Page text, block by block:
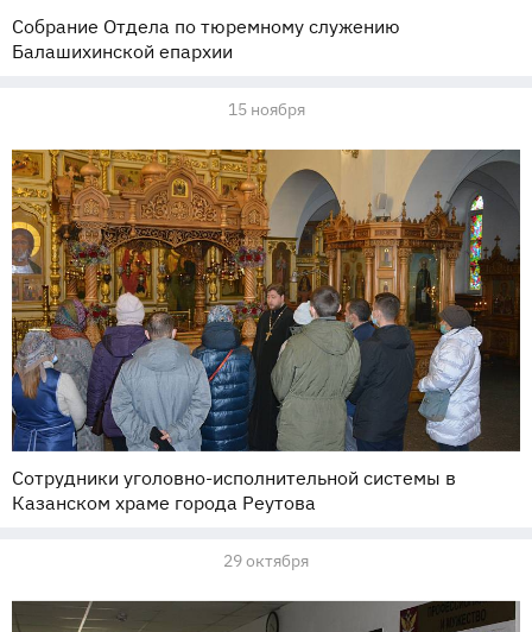
Собрание Отдела по тюремному служению
Балашихинской епархии
15 ноября
Сотрудники уголовно-исполнительной системы в
Казанском храме города Реутова
29 октября